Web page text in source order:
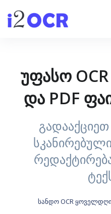
უფასო
და PDF
სანდო OCR